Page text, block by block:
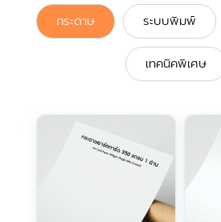
กระดาษ ระบบพิมพ์
เทคนิคพิเศษ